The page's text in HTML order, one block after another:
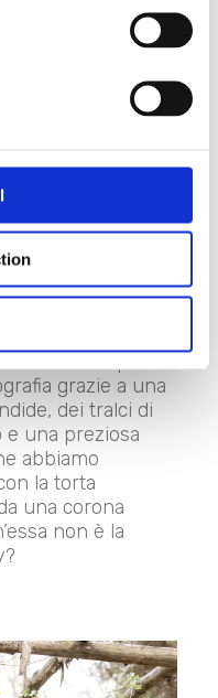
in piena regola,
tortacostituisce
e fotografati.
riservare alla
tavolo facilmente
allo stile delle
grazie a una
dei tralci di
e una preziosa
abbiamo
la torta
una corona
non è la